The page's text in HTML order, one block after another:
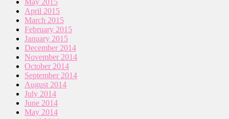
April 2015
March 2015
February 2015
January 2015
December 2014
November 2014
October 2014
September 2014
August 2014
July 2014
June 2014
May 2014